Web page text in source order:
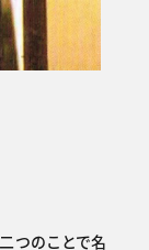
つのことで名